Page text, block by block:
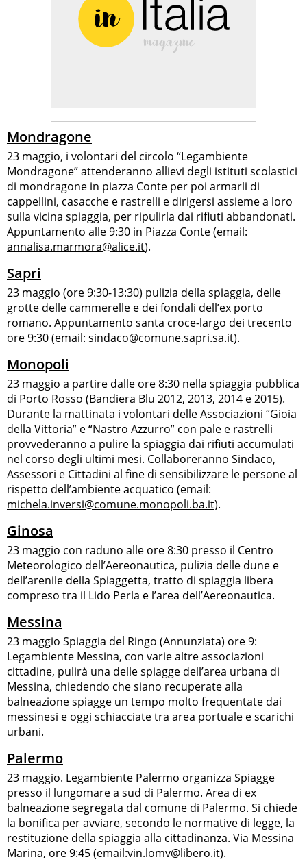
Mondragone
23 maggio, i volontari del circolo “Legambiente
Mondragone” attenderanno allievi degli istituti scolastici
di mondragone in piazza Conte per poi armarli di
cappellini, casacche e rastrelli e dirigersi assieme a loro
sulla vicina spiaggia, per ripulirla dai rifiuti abbandonati.
Appuntamento alle 9:30 in Piazza Conte (email:
annalisa.marmora@alice.it).
Sapri
23 maggio (ore 9:30-13:30) pulizia della spiaggia, delle
grotte delle cammerelle e dei fondali dell’ex porto
romano. Appuntamento santa croce-largo dei trecento
ore 9:30 (email: sindaco@comune.sapri.sa.it).
Monopoli
23 maggio a partire dalle ore 8:30 nella spiaggia pubblica
di Porto Rosso (Bandiera Blu 2012, 2013, 2014 e 2015).
Durante la mattinata i volontari delle Associazioni “Gioia
della Vittoria” e “Nastro Azzurro” con pale e rastrelli
provvederanno a pulire la spiaggia dai rifiuti accumulati
nel corso degli ultimi mesi. Collaboreranno Sindaco,
Assessori e Cittadini al fine di sensibilizzare le persone al
rispetto dell’ambiente acquatico (email:
michela.inversi@comune.monopoli.ba.it).
Ginosa
23 maggio con raduno alle ore 8:30 presso il Centro
Meteorologico dell’Aereonautica, pulizia delle dune e
dell’arenile della Spiaggetta, tratto di spiaggia libera
compreso tra il Lido Perla e l’area dell’Aereonautica.
Messina
23 maggio Spiaggia del Ringo (Annunziata) ore 9:
Legambiente Messina, con varie altre associazioni
cittadine, pulirà una delle spiagge dell’area urbana di
Messina, chiedendo che siano recuperate alla
balneazione spiagge un tempo molto frequentate dai
messinesi e oggi schiacciate tra area portuale e scarichi
urbani.
Palermo
23 maggio. Legambiente Palermo organizza Spiagge
presso il lungomare a sud di Palermo. Area di ex
balneazione segregata dal comune di Palermo. Si chiede
la bonifica per avviare, secondo le normative di legge, la
restituzione della spiaggia alla cittadinanza. Via Messina
Marina, ore 9:45 (email:vin.lomv@libero.it).